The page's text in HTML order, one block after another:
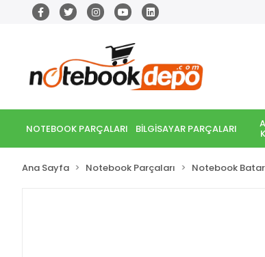
NOTEBOOK PARÇALARI BİLGİSAYAR PARÇALARI
Ana Sayfa Notebook Parçaları Notebook